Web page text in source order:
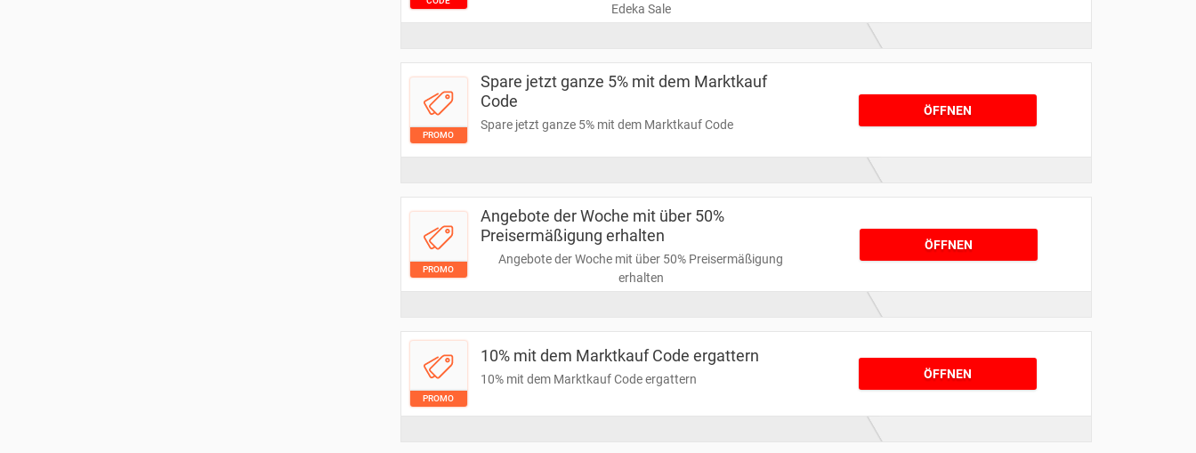
Edeka Sale
PROMO
Spare jetzt ganze 5% mit dem Marktkauf
Code
Spare jetzt ganze 5% mit dem Marktkauf Code
ÖFFNEN
PROMO
Angebote der Woche mit über 50%
Preisermäßigung erhalten
Angebote der Woche mit über 50% Preisermäßigung
erhalten
ÖFFNEN
PROMO
10% mit dem Marktkauf Code ergattern
10% mit dem Marktkauf Code ergattern ÖFFNEN